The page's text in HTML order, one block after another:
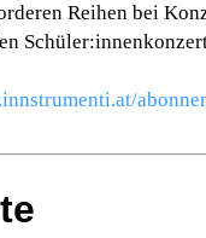
Reihen bei